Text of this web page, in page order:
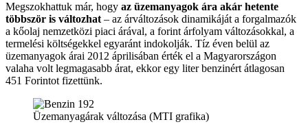
Megszokhattuk már, hogy az üzemanyagok ára akár hetente
többször is változhat – az árváltozások dinamikáját a forgalmazók
a kőolaj nemzetközi piaci árával, a forint árfolyam változásokkal, a
termelési költségekkel egyaránt indokolják. Tíz éven belül az
üzemanyagok árai 2012 áprilisában érték el a Magyarországon
valaha volt legmagasabb árat, ekkor egy liter benzinért átlagosan
451 Forintot fizettünk.
Üzemanyagárak változása (MTI grafika)